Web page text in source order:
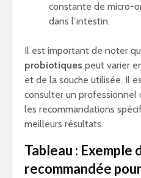
constante de micro-
dans l’intestin.
Il est important de noter
probiotiques peut varier
et de la souche utilisée. Il
consulter un professionnel
les recommandations
meilleurs résultats.
Tableau : Exemple
recommandée